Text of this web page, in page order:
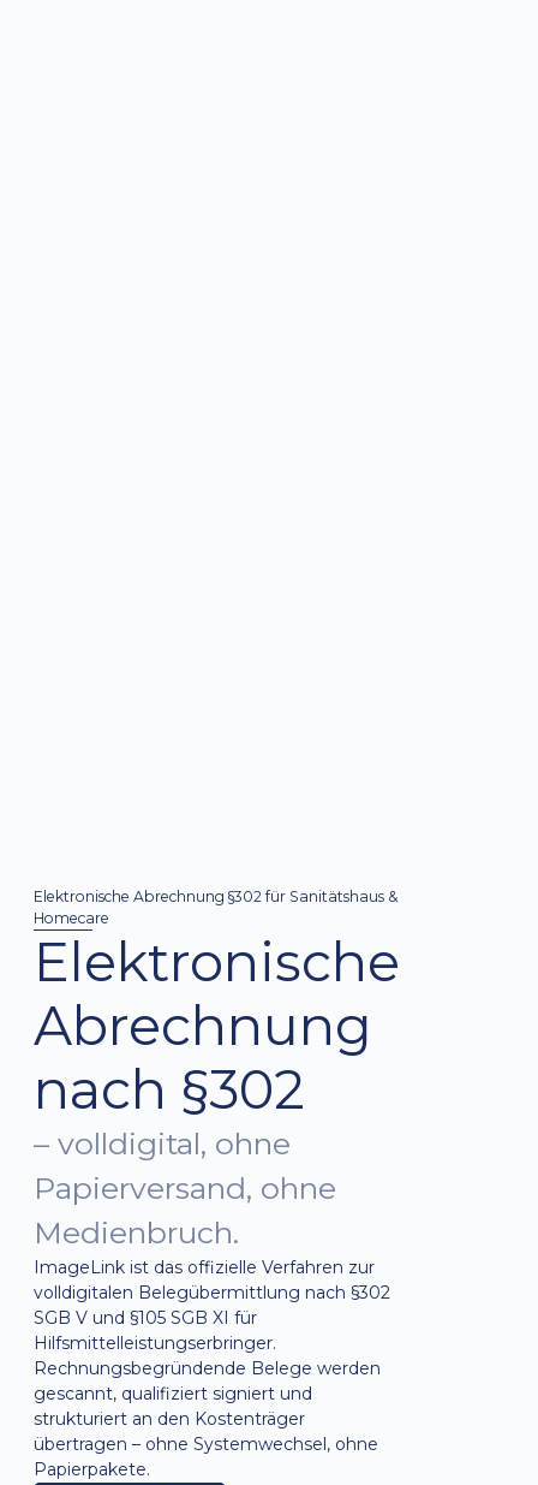
Elektronische Abrechnung §302 für Sanitätshaus &
Homecare
Elektronische
Abrechnung
nach §302
– volldigital, ohne
Papierversand, ohne
Medienbruch.
ImageLink ist das offizielle Verfahren zur
volldigitalen Belegübermittlung nach §302
SGB V und §105 SGB XI für
Hilfsmittelleistungserbringer.
Rechnungsbegründende Belege werden
gescannt, qualifiziert signiert und
strukturiert an den Kostenträger
übertragen – ohne Systemwechsel, ohne
Papierpakete.